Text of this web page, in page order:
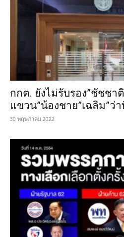
กกต. ยังไม่รับรอง”ชัชชา
แขวน”น้องชาย”เฉลิม”ว่
30 พฤษภาคม 2022